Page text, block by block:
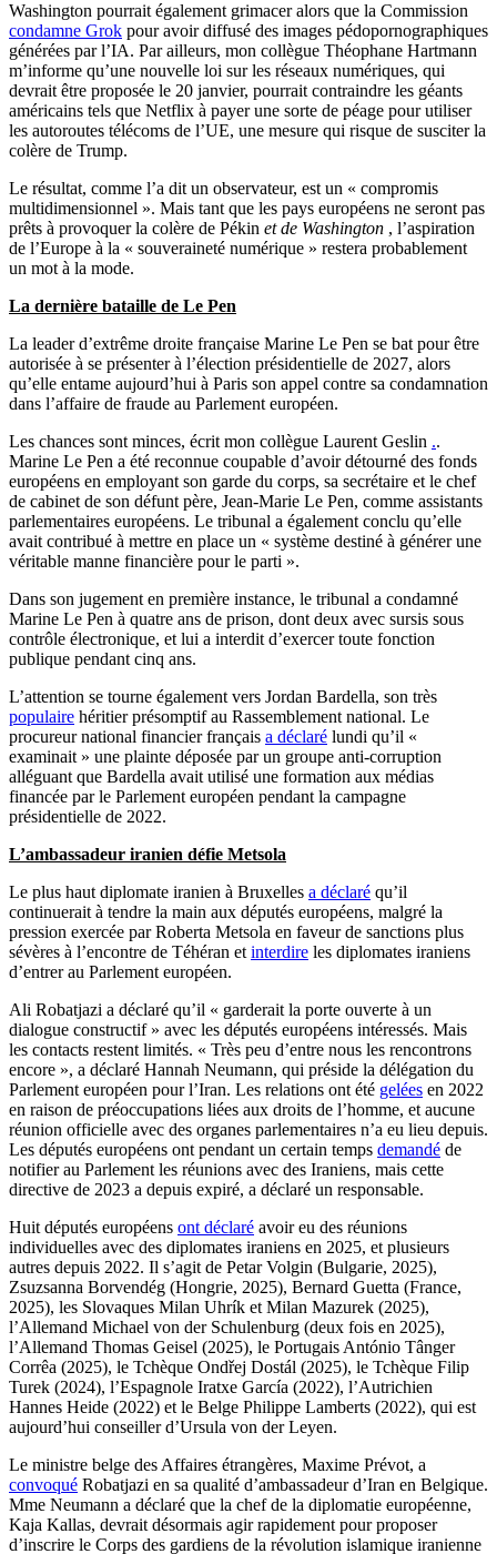
Washington pourrait également grimacer alors que la Commission
condamne Grok pour avoir diffusé des images pédopornographiques
générées par l’IA. Par ailleurs, mon collègue Théophane Hartmann
m’informe qu’une nouvelle loi sur les réseaux numériques, qui
devrait être proposée le 20 janvier, pourrait contraindre les géants
américains tels que Netflix à payer une sorte de péage pour utiliser
les autoroutes télécoms de l’UE, une mesure qui risque de susciter la
colère de Trump.
Le résultat, comme l’a dit un observateur, est un « compromis
multidimensionnel ». Mais tant que les pays européens ne seront pas
prêts à provoquer la colère de Pékin et de Washington , l’aspiration
de l’Europe à la « souveraineté numérique » restera probablement
un mot à la mode.
La dernière bataille de Le Pen
La leader d’extrême droite française Marine Le Pen se bat pour être
autorisée à se présenter à l’élection présidentielle de 2027, alors
qu’elle entame aujourd’hui à Paris son appel contre sa condamnation
dans l’affaire de fraude au Parlement européen.
Les chances sont minces, écrit mon collègue Laurent Geslin ..
Marine Le Pen a été reconnue coupable d’avoir détourné des fonds
européens en employant son garde du corps, sa secrétaire et le chef
de cabinet de son défunt père, Jean-Marie Le Pen, comme assistants
parlementaires européens. Le tribunal a également conclu qu’elle
avait contribué à mettre en place un « système destiné à générer une
véritable manne financière pour le parti ».
Dans son jugement en première instance, le tribunal a condamné
Marine Le Pen à quatre ans de prison, dont deux avec sursis sous
contrôle électronique, et lui a interdit d’exercer toute fonction
publique pendant cinq ans.
L’attention se tourne également vers Jordan Bardella, son très
populaire héritier présomptif au Rassemblement national. Le
procureur national financier français a déclaré lundi qu’il «
examinait » une plainte déposée par un groupe anti-corruption
alléguant que Bardella avait utilisé une formation aux médias
financée par le Parlement européen pendant la campagne
présidentielle de 2022.
L’ambassadeur iranien défie Metsola
Le plus haut diplomate iranien à Bruxelles a déclaré qu’il
continuerait à tendre la main aux députés européens, malgré la
pression exercée par Roberta Metsola en faveur de sanctions plus
sévères à l’encontre de Téhéran et interdire les diplomates iraniens
d’entrer au Parlement européen.
Ali Robatjazi a déclaré qu’il « garderait la porte ouverte à un
dialogue constructif » avec les députés européens intéressés. Mais
les contacts restent limités. « Très peu d’entre nous les rencontrons
encore », a déclaré Hannah Neumann, qui préside la délégation du
Parlement européen pour l’Iran. Les relations ont été gelées en 2022
en raison de préoccupations liées aux droits de l’homme, et aucune
réunion officielle avec des organes parlementaires n’a eu lieu depuis.
Les députés européens ont pendant un certain temps demandé de
notifier au Parlement les réunions avec des Iraniens, mais cette
directive de 2023 a depuis expiré, a déclaré un responsable.
Huit députés européens ont déclaré avoir eu des réunions
individuelles avec des diplomates iraniens en 2025, et plusieurs
autres depuis 2022. Il s’agit de Petar Volgin (Bulgarie, 2025),
Zsuzsanna Borvendég (Hongrie, 2025), Bernard Guetta (France,
2025), les Slovaques Milan Uhrík et Milan Mazurek (2025),
l’Allemand Michael von der Schulenburg (deux fois en 2025),
l’Allemand Thomas Geisel (2025), le Portugais António Tânger
Corrêa (2025), le Tchèque Ondřej Dostál (2025), le Tchèque Filip
Turek (2024), l’Espagnole Iratxe García (2022), l’Autrichien
Hannes Heide (2022) et le Belge Philippe Lamberts (2022), qui est
aujourd’hui conseiller d’Ursula von der Leyen.
Le ministre belge des Affaires étrangères, Maxime Prévot, a
convoqué Robatjazi en sa qualité d’ambassadeur d’Iran en Belgique.
Mme Neumann a déclaré que la chef de la diplomatie européenne,
Kaja Kallas, devrait désormais agir rapidement pour proposer
d’inscrire le Corps des gardiens de la révolution islamique iranienne